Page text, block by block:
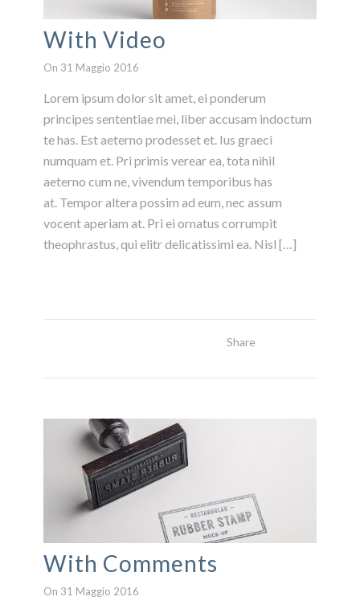
With Video
On 31 Maggio 2016
Lorem ipsum dolor sit amet, ei ponderum
principes sententiae mei, liber accusam indoctum
te has. Est aeterno prodesset et. Ius graeci
numquam et. Pri primis verear ea, tota nihil
aeterno cum ne, vivendum temporibus has
at. Tempor altera possim ad eum, nec assum
vocent aperiam at. Pri ei ornatus corrumpit
theophrastus, qui elitr delicatissimi ea. Nisl […]
Share
With Comments
On 31 Maggio 2016